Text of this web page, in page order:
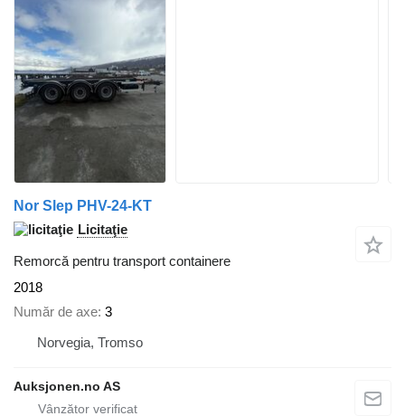
Nor Slep PHV-24-KT
Licitaţie
Remorcă pentru transport containere
2018
Număr de axe 3
Norvegia, Tromso
Auksjonen.no AS